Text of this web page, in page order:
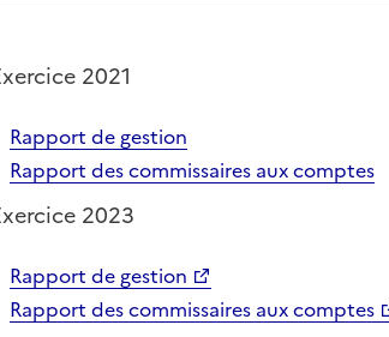
2021
Rapport de gestion
Rapport des commissaires aux comptes
2023
Rapport de gestion
Rapport des commissaires aux comptes